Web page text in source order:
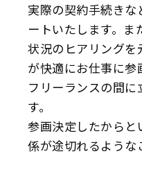
実際の契約手続き
ートいたします。
状況のヒアリング
が快適にお仕事に
フリーランスの間に
す。
参画決定したからと
係が途切れるような